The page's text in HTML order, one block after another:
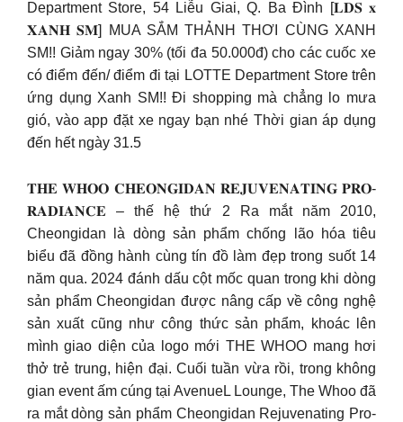
Department Store, 54 Liễu Giai, Q. Ba Đình [𝐋𝐃𝐒 𝐱
𝐗𝐀𝐍𝐇 𝐒𝐌] MUA SẮM THẢNH THƠI CÙNG XANH
SM!! Giảm ngay 30% (tối đa 50.000đ) cho các cuốc xe
có điểm đến/ điểm đi tại LOTTE Department Store trên
ứng dụng Xanh SM!! Đi shopping mà chẳng lo mưa
gió, vào app đặt xe ngay bạn nhé Thời gian áp dụng
đến hết ngày 31.5
𝐓𝐇𝐄 𝐖𝐇𝐎𝐎 𝐂𝐇𝐄𝐎𝐍𝐆𝐈𝐃𝐀𝐍 𝐑𝐄𝐉𝐔𝐕𝐄𝐍𝐀𝐓𝐈𝐍𝐆 𝐏𝐑𝐎-
𝐑𝐀𝐃𝐈𝐀𝐍𝐂𝐄 – thế hệ thứ 2 Ra mắt năm 2010,
Cheongidan là dòng sản phẩm chống lão hóa tiêu
biểu đã đồng hành cùng tín đồ làm đẹp trong suốt 14
năm qua. 2024 đánh dấu cột mốc quan trong khi dòng
sản phẩm Cheongidan được nâng cấp về công nghệ
sản xuất cũng như công thức sản phẩm, khoác lên
mình giao diện của logo mới THE WHOO mang hơi
thở trẻ trung, hiện đại. Cuối tuần vừa rồi, trong không
gian event ấm cúng tại AvenueL Lounge, The Whoo đã
ra mắt dòng sản phẩm Cheongidan Rejuvenating Pro-